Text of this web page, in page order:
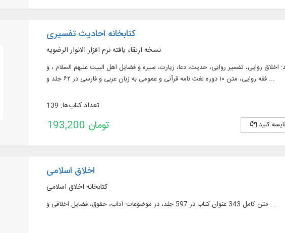
کتابخانه احادیث تفسیری
نسخه ارتقاء یافته نرم افزار الانوار الرضویه
در موضوعاتی مانند: اخلاق روایی، تفسیر روایی، حدیث، دعا، زیارت، سیره و فضایل اهل البیت علیهم السلام ، و
فقه روایی، متن ۱۰ دوره لغت نامه قرآنی و عمومی به زبان عربی و فارسی در ۶۲ جلد و ...
تعداد کتاب‌ها: 139
193,200 تومان کنید
اخلاق اسلامی
كتابخانه اخلاق اسلامی
متن كامل 343 عنوان كتاب در 597 جلد، در موضوعات: آداب، حقوق، فضایل اخلاقی و ...